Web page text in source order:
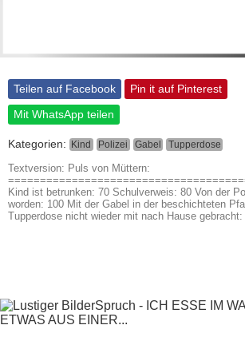
Teilen auf Facebook
Pin it auf Pinterest
Mit WhatsApp teilen
Kategorien: Kind Polizei Gabel Tupperdose
Textversion: Puls von Müttern:
Kind ist betrunken: 70 Schulverweis: 80 Von der
worden: 100 Mit der Gabel in der beschichteten
Tupperdose nicht wieder mit nach Hause gebracht: